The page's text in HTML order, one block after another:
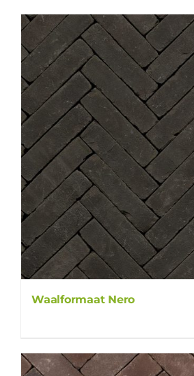
Waalformaat Nero